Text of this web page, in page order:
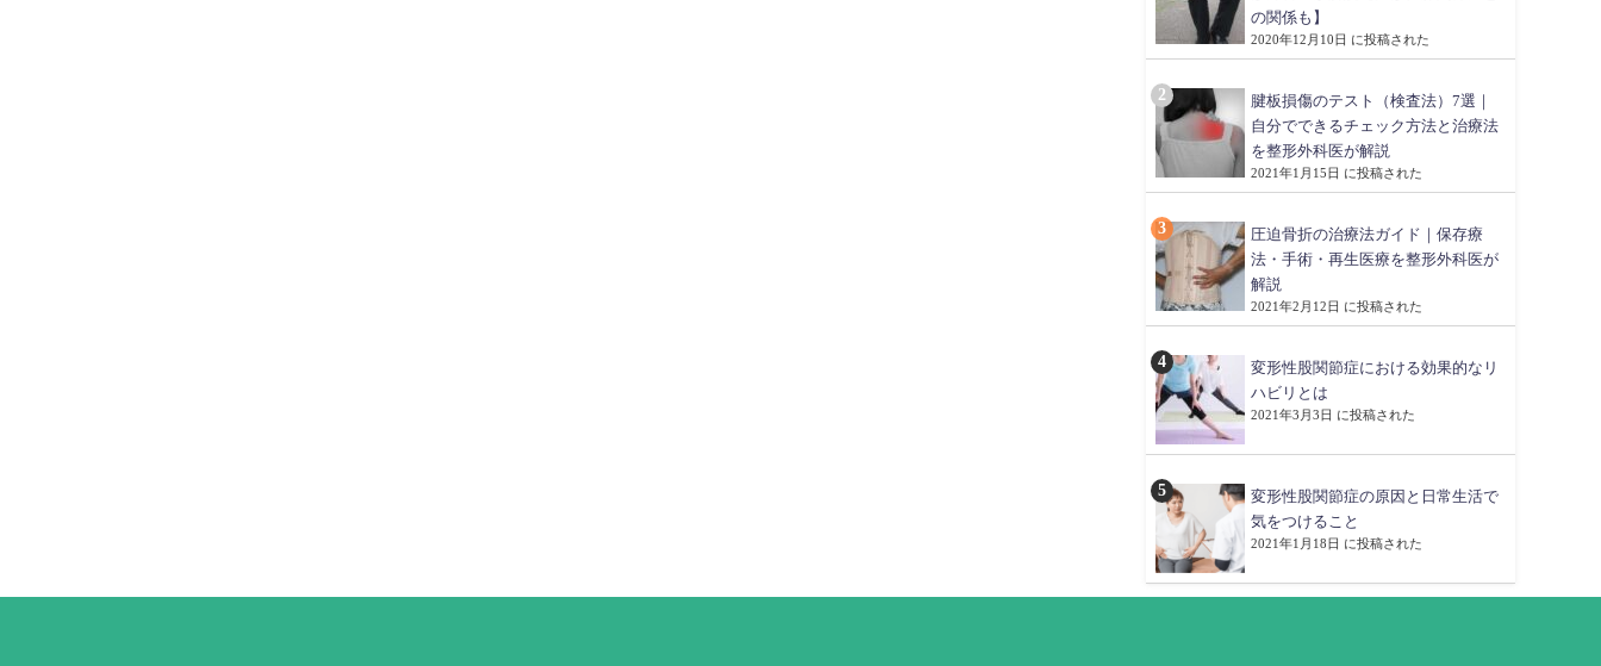
の関係も】
2020年12月10日 に投稿された
腱板損傷のテスト（検査法）7選｜
自分でできるチェック方法と治療法
を整形外科医が解説
2021年1月15日 に投稿された
圧迫骨折の治療法ガイド｜保存療
法・手術・再生医療を整形外科医が
解説
2021年2月12日 に投稿された
変形性股関節症における効果的なリ
ハビリとは
2021年3月3日 に投稿された
変形性股関節症の原因と日常生活で
気をつけること
2021年1月18日 に投稿された